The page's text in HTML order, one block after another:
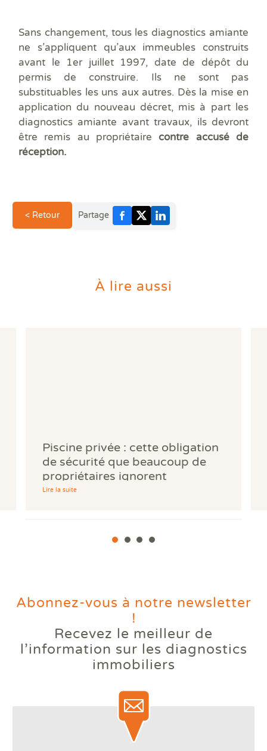
Sans changement, tous les diagnostics amiante
ne s’appliquent qu’aux immeubles construits
avant le 1er juillet 1997, date de dépôt du
permis de construire. Ils ne sont pas
substituables les uns aux autres. Dès la mise en
application du nouveau décret, mis à part les
diagnostics amiante avant travaux, ils devront
être remis au propriétairecontre accusé de
réception.
< Retour Partage
À lire aussi
Piscine privée : cette obligation
de sécurité que beaucoup de
propriétaires ignorent
Lire la suite
Votre logement reste trop
chaud l'été ? Comprendre le
phénomène des bouilloires
Abonnez-vous à notre newsletter
!
Recevez le meilleur de
l’information sur les diagnostics
immobiliers